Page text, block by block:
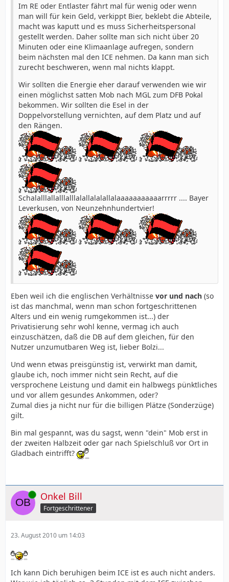
Im RE oder Entlaster fährt mal für wenig oder wenn
man will für kein Geld, verkippt Bier, beklebt die Abteile,
macht was kaputt und es muss Sicherheitspersonal
gestellt werden. Daher sollte man sich nicht über 20
Minuten oder eine Klimaanlage aufregen, sondern
beim nächsten mal den ICE nehmen. Da kann man sich
zurecht beschweren, wenn mal nichts klappt.
Wir sollten die Energie eher darauf verwenden wie wir
einen möglichst satten Mob nach MGL zum DFB Pokal
bekommen. Wir sollten die Esel in der
Doppelvorstellung vernichten, auf dem Platz und auf
den Rängen.
Schalalllallalllalllalallalalallalaaaaaaaaaaarrrrr .... Bayer
Leverkusen, von Neunzehnhundertvier!
Eben weil ich die englischen Verhältnisse vor und nach (so
ist das manchmal, wenn man schon fortgeschrittenen
Alters und ein wenig rumgekommen ist...) der
Privatisierung sehr wohl kenne, vermag ich auch
einzuschätzen, daß die DB auf dem gleichen, für den
Nutzer unzumutbaren Weg ist, lieber Bolzi...
Und wenn etwas preisgünstig ist, verwirkt man damit,
glaube ich, noch immer nicht sein Recht, auf die
versprochene Leistung und damit ein halbwegs pünktliches
und vor allem gesundes Ankommen, oder?
Zumal dies ja nicht nur für die billigen Plätze (Sonderzüge)
gilt.
Bin mal gespannt, was du sagst, wenn "dein" Mob erst in
der zweiten Halbzeit oder gar nach Spielschluß vor Ort in
Gladbach eintrifft?
Online Onkel Bill
Fortgeschrittener
23. August 2010 um 14:03
Ich kann Dich beruhigen beim ICE ist es auch nicht anders.